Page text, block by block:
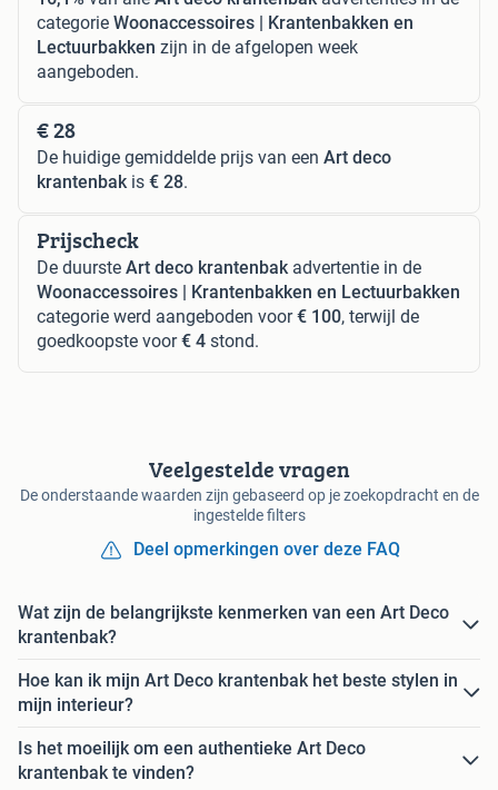
categorie Woonaccessoires | Krantenbakken en
Lectuurbakken zijn in de afgelopen week
aangeboden.
€ 28
De huidige gemiddelde prijs van een Art deco
krantenbakis € 28.
Prijscheck
De duurste Art deco krantenbakadvertentie in de
Woonaccessoires | Krantenbakken en Lectuurbakken
categorie werd aangeboden voor€ 100, terwijl de
goedkoopste voor€ 4 stond.
Veelgestelde vragen
De onderstaande waarden zijn gebaseerd op je zoekopdracht en de
ingestelde filters
Deel opmerkingen over deze FAQ
Wat zijn de belangrijkste kenmerken van een Art Deco
krantenbak?
Hoe kan ik mijn Art Deco krantenbak het beste stylen in
mijn interieur?
Is het moeilijk om een authentieke Art Deco
krantenbak te vinden?